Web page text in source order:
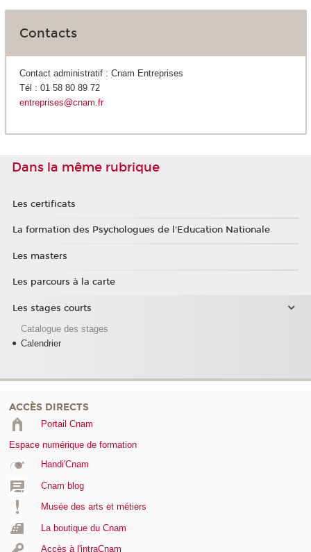
Contacts
Contact administratif : Cnam Entreprises
Tél : 01 58 80 89 72
entreprises@cnam.fr
Dans la même rubrique
Les certificats
La formation des Psychologues de l'Education Nationale
Les masters
Les parcours à la carte
Les stages courts
Catalogue des stages
Calendrier
ACCÈS DIRECTS
Portail Cnam
Espace numérique de formation
Handi'Cnam
Cnam blog
Musée des arts et métiers
La boutique du Cnam
Accès à l'intraCnam